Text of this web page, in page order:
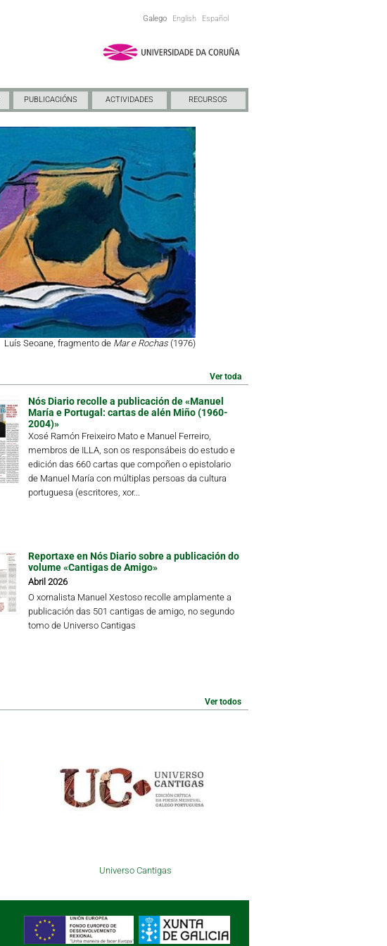
Galego English Español
PUBLICACIÓNS ACTIVIDADES RECURSOS
Luís Seoane, fragmento deMar e Rochas (1976)
Ver toda
Nós Diario recolle a publicación de «Manuel
María e Portugal: cartas de alén Miño (1960-
2004)»
Xosé Ramón Freixeiro Mato e Manuel Ferreiro,
membros de ILLA, son os responsábeis do estudo e
edición das 660 cartas que compoñen o epistolario
de Manuel María con múltiplas persoas da cultura
portuguesa (escritores, xor...
Reportaxe en Nós Diario sobre a publicación do
volume «Cantigas de Amigo»
Abril 2026
O xornalista Manuel Xestoso recolle amplamente a
publicación das 501 cantigas de amigo, no segundo
tomo de Universo Cantigas
Ver todos
Universo Cantigas